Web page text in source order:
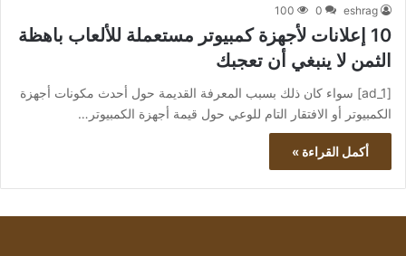
eshrag
0
100
10 إعلانات لأجهزة كمبيوتر مستعملة للألعاب باهظة
الثمن لا ينبغي أن تعجبك
[ad_1] سواء كان ذلك بسبب المعرفة القديمة حول أحدث مكونات أجهزة
الكمبيوتر أو الافتقار التام للوعي حول قيمة أجهزة الكمبيوتر…
أكمل القراءة »